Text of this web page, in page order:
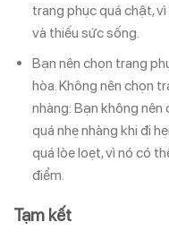
trang phục quá chật,
và thiếu sức sống.
Bạn nên chọn trang
hòa. Không nên chọn
nhàng: Bạn không
quá nhẹ nhàng khi đi
quá lòe loẹt, vì nó có
điểm.
Tạm kết